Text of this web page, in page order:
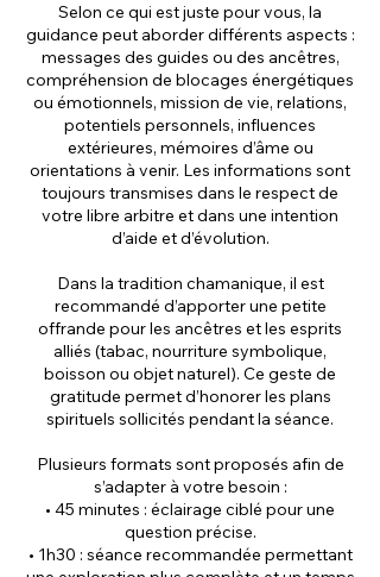
Selon ce qui est juste pour vous, la
guidance peut aborder différents aspects :
messages des guides ou des ancêtres,
compréhension de blocages énergétiques
ou émotionnels, mission de vie, relations,
potentiels personnels, influences
extérieures, mémoires d’âme ou
orientations à venir. Les informations sont
toujours transmises dans le respect de
votre libre arbitre et dans une intention
d’aide et d’évolution.
Dans la tradition chamanique, il est
recommandé d’apporter une petite
offrande pour les ancêtres et les esprits
alliés (tabac, nourriture symbolique,
boisson ou objet naturel). Ce geste de
gratitude permet d’honorer les plans
spirituels sollicités pendant la séance.
Plusieurs formats sont proposés afin de
s’adapter à votre besoin :
• 45 minutes : éclairage ciblé pour une
question précise.
• 1h30 : séance recommandée permettant